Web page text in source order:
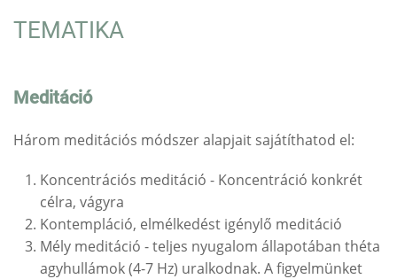
TEMATIKA
Meditáció
Három meditációs módszer alapjait sajátíthatod el:
Koncentrációs meditáció - Koncentráció konkrét
célra, vágyra
Kontempláció, elmélkedést igénylő meditáció
Mély meditáció - teljes nyugalom állapotában théta
agyhullámok (4-7 Hz) uralkodnak. A figyelmünket